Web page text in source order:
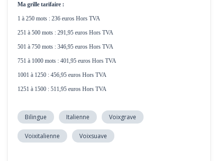
Ma grille tarifaire :
1 à 250 mots : 236 euros Hors TVA
251 à 500 mots : 291,95 euros Hors TVA
501 à 750 mots : 346,95 euros Hors TVA
751 à 1000 mots : 401,95 euros Hors TVA
1001 à 1250 : 456,95 euros Hors TVA
1251 à 1500 : 511,95 euros Hors TVA
Bilingue Italienne Voixgrave
Voixitalienne Voixsuave